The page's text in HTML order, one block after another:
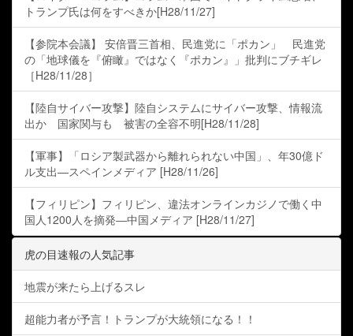
トランプ氏は何をすべきか[H28/11/27]
【参院本会議】 安倍晋三首相、民進党に「ポカン」 民進党
の「地球儀を『俯瞰』ではなく『ポカン』」批判にブチギレ
［H28/11/28］
【陸自サイバー攻撃】陸自システムにサイバー攻撃、情報流
出か 国家関与も 被害の全容不明[H28/11/28]
【軍事】「ロシア製武器から離れられない中国」、年30億ド
ル支出―スペインメディア [H28/11/26]
【フィリピン】フィリピン、違法オンラインカジノで働く中
国人1200人を摘発―中国メディア [H28/11/27]
虎の目速報の人気記事
地震が来たら上げるスレ
超能力者が予言！トランプが大統領になる！！